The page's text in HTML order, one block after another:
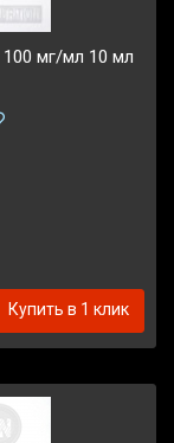
мг/мл 10 мл
Купить в 1 клик